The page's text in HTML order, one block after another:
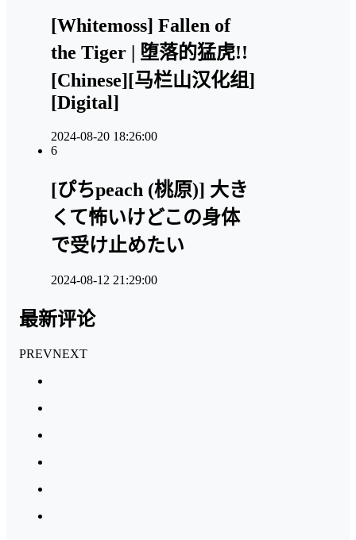
[Whitemoss] Fallen of
the Tiger | 堕落的猛虎!!
[Chinese][马栏山汉化组]
[Digital]
2024-08-20 18:26:00
6
[ぴちpeach (桃原)] 大き
くて怖いけどこの身体
で受け止めたい
2024-08-12 21:29:00
最新评论
PREVNEXT